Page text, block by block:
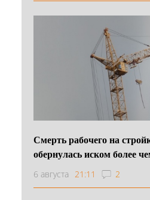
Смерть рабочего на
обернулась иском более
6 августа 21:11 2